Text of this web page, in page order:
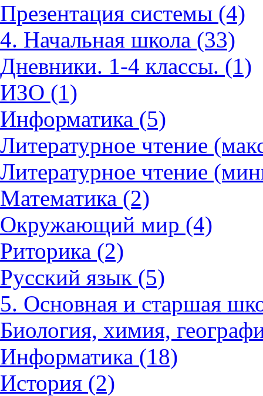
Презентация системы (4)
4. Начальная школа (33)
Дневники. 1-4 классы. (1)
ИЗО (1)
Информатика (5)
Литературное чтение
Литературное чтение
Математика (2)
Окружающий мир (4)
Риторика (2)
Русский язык (5)
5. Основная и старшая
Биология, химия,
Информатика (18)
История (2)